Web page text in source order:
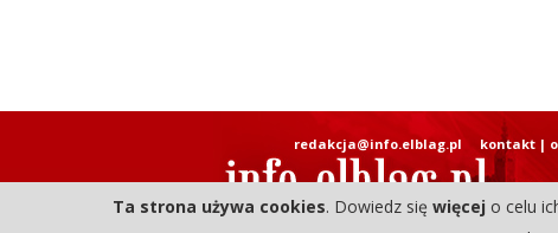
redakcja@info.elblag.pl kontakt|
Ta strona używa cookies. Dowiedz się więcej o celu